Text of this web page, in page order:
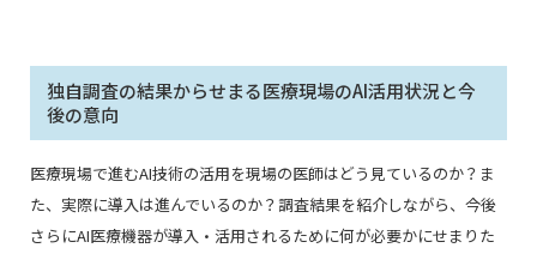
独自調査の結果からせまる医療現場のAI活用状況と今
後の意向
医療現場で進むAI技術の活用を現場の医師はどう見ているのか？ま
た、実際に導入は進んでいるのか？調査結果を紹介しながら、今後
さらにAI医療機器が導入・活用されるために何が必要かにせまりた